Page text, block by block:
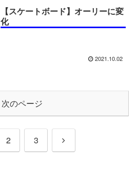
【スケートボード】オーリーに変
化
2021.10.02
次のページ
2 3
次